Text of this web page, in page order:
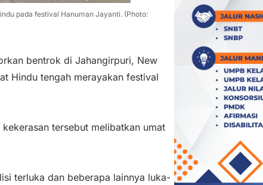
pada festival Hanuman Jayanti. (Photo:
bentrok di Jahangirpuri, New
Hindu tengah merayakan festival
tersebut melibatkan umat
terluka dan beberapa lainnya luka-